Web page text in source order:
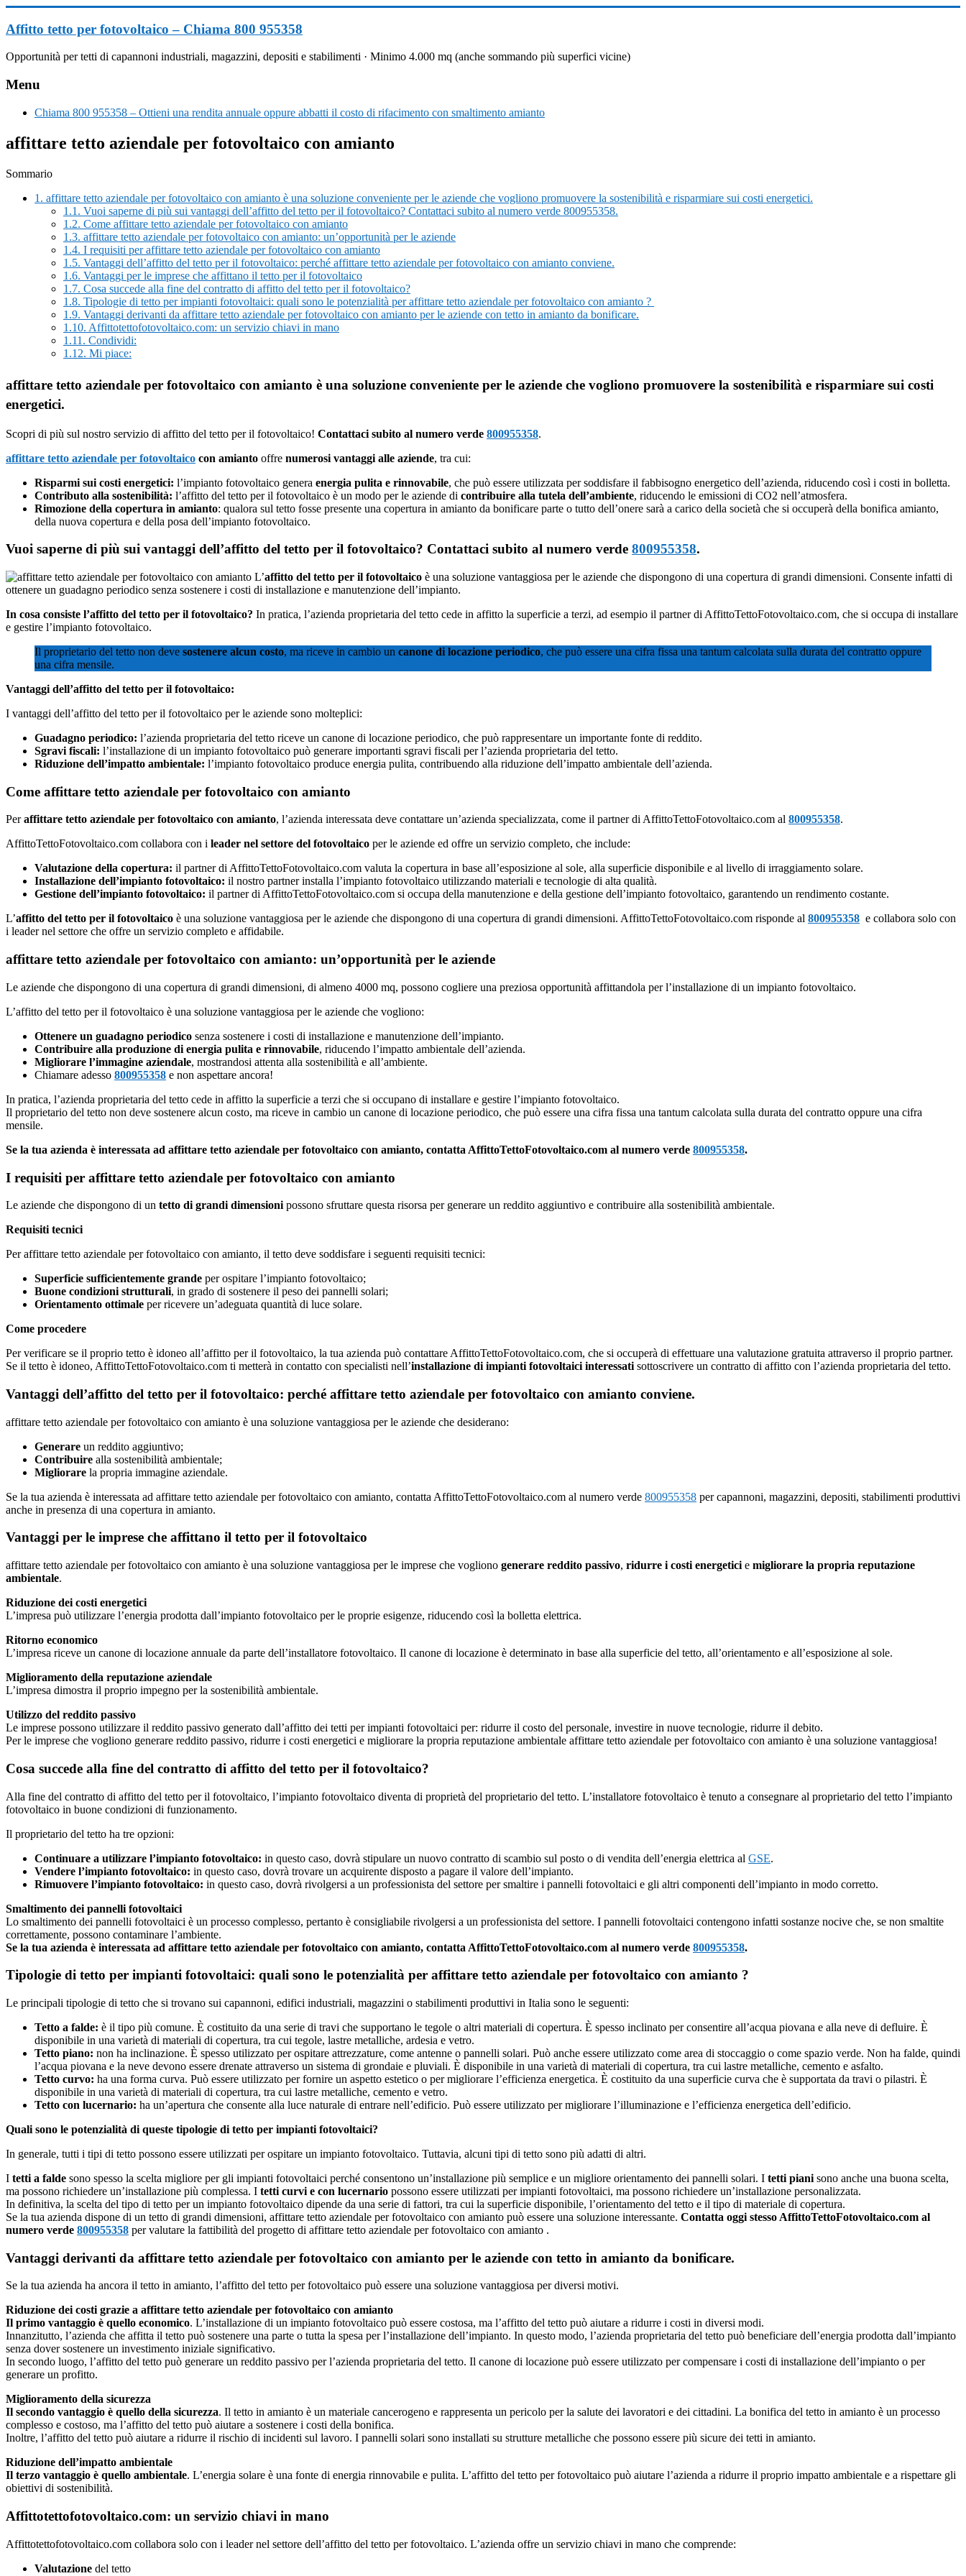
al
contenuto
Affitto tetto per fotovoltaico – Chiama 800 955358
Opportunità per tetti di capannoni industriali, magazzini, depositi e stabilimenti · Minimo 4.000 mq (anche sommando più superfici vicine)
Menu
Chiama 800 955358 – Ottieni una rendita annuale oppure abbatti il costo di rifacimento con smaltimento amianto
affittare tetto aziendale per fotovoltaico con amianto
Sommario
1. affittare tetto aziendale per fotovoltaico con amianto è una soluzione conveniente per le aziende che vogliono promuovere la sostenibilità e risparmiare sui costi energetici.
1.1. Vuoi saperne di più sui vantaggi dell’affitto del tetto per il fotovoltaico? Contattaci subito al numero verde 800955358.
1.2. Come affittare tetto aziendale per fotovoltaico con amianto
1.3. affittare tetto aziendale per fotovoltaico con amianto: un’opportunità per le aziende
1.4. I requisiti per affittare tetto aziendale per fotovoltaico con amianto
1.5. Vantaggi dell’affitto del tetto per il fotovoltaico: perché affittare tetto aziendale per fotovoltaico con amianto conviene.
1.6. Vantaggi per le imprese che affittano il tetto per il fotovoltaico
1.7. Cosa succede alla fine del contratto di affitto del tetto per il fotovoltaico?
1.8. Tipologie di tetto per impianti fotovoltaici: quali sono le potenzialità per affittare tetto aziendale per fotovoltaico con amianto ?
1.9. Vantaggi derivanti da affittare tetto aziendale per fotovoltaico con amianto per le aziende con tetto in amianto da bonificare.
1.10. Affittotettofotovoltaico.com: un servizio chiavi in mano
1.11. Condividi:
1.12. Mi piace:
affittare tetto aziendale per fotovoltaico con amianto è una soluzione conveniente per le aziende che vogliono promuovere la sostenibilità e risparmiare sui costi
energetici.
Scopri di più sul nostro servizio di affitto del tetto per il fotovoltaico! Contattaci subito al numero verde 800955358.
affittare tetto aziendale per fotovoltaico con amianto offre numerosi vantaggi alle aziende, tra cui:
Risparmi sui costi energetici: l’impianto fotovoltaico genera energia pulita e rinnovabile, che può essere utilizzata per soddisfare il fabbisogno energetico dell’azienda, riducendo così i costi in bolletta.
Contributo alla sostenibilità: l’affitto del tetto per il fotovoltaico è un modo per le aziende di contribuire alla tutela dell’ambiente, riducendo le emissioni di CO2 nell’atmosfera.
Rimozione della copertura in amianto: qualora sul tetto fosse presente una copertura in amianto da bonificare parte o tutto dell’onere sarà a carico della società che si occuperà della bonifica amianto,
della nuova copertura e della posa dell’impianto fotovoltaico.
Vuoi saperne di più sui vantaggi dell’affitto del tetto per il fotovoltaico? Contattaci subito al numero verde 800955358.
L’affitto del tetto per il fotovoltaico è una soluzione vantaggiosa per le aziende che dispongono di una copertura di grandi dimensioni. Consente infatti di
ottenere un guadagno periodico senza sostenere i costi di installazione e manutenzione dell’impianto.
In cosa consiste l’affitto del tetto per il fotovoltaico? In pratica, l’azienda proprietaria del tetto cede in affitto la superficie a terzi, ad esempio il partner di AffittoTettoFotovoltaico.com, che si occupa di installare
e gestire l’impianto fotovoltaico.
Il proprietario del tetto non deve sostenere alcun costo, ma riceve in cambio un canone di locazione periodico, che può essere una cifra fissa una tantum calcolata sulla durata del contratto oppure
una cifra mensile.
Vantaggi dell’affitto del tetto per il fotovoltaico:
I vantaggi dell’affitto del tetto per il fotovoltaico per le aziende sono molteplici:
Guadagno periodico: l’azienda proprietaria del tetto riceve un canone di locazione periodico, che può rappresentare un importante fonte di reddito.
Sgravi fiscali: l’installazione di un impianto fotovoltaico può generare importanti sgravi fiscali per l’azienda proprietaria del tetto.
Riduzione dell’impatto ambientale: l’impianto fotovoltaico produce energia pulita, contribuendo alla riduzione dell’impatto ambientale dell’azienda.
Come affittare tetto aziendale per fotovoltaico con amianto
Peraffittare tetto aziendale per fotovoltaico con amianto, l’azienda interessata deve contattare un’azienda specializzata, come il partner di AffittoTettoFotovoltaico.com al 800955358.
AffittoTettoFotovoltaico.com collabora con i leader nel settore del fotovoltaico per le aziende ed offre un servizio completo, che include:
Valutazione della copertura: il partner di AffittoTettoFotovoltaico.com valuta la copertura in base all’esposizione al sole, alla superficie disponibile e al livello di irraggiamento solare.
Installazione dell’impianto fotovoltaico: il nostro partner installa l’impianto fotovoltaico utilizzando materiali e tecnologie di alta qualità.
Gestione dell’impianto fotovoltaico: il partner di AffittoTettoFotovoltaico.com si occupa della manutenzione e della gestione dell’impianto fotovoltaico, garantendo un rendimento costante.
L’affitto del tetto per il fotovoltaico è una soluzione vantaggiosa per le aziende che dispongono di una copertura di grandi dimensioni. AffittoTettoFotovoltaico.com risponde al 800955358 e collabora solo con
i leader nel settore che offre un servizio completo e affidabile.
affittare tetto aziendale per fotovoltaico con amianto: un’opportunità per le aziende
Le aziende che dispongono di una copertura di grandi dimensioni, di almeno 4000 mq, possono cogliere una preziosa opportunità affittandola per l’installazione di un impianto fotovoltaico.
L’affitto del tetto per il fotovoltaico è una soluzione vantaggiosa per le aziende che vogliono:
Ottenere un guadagno periodico senza sostenere i costi di installazione e manutenzione dell’impianto.
Contribuire alla produzione di energia pulita e rinnovabile, riducendo l’impatto ambientale dell’azienda.
Migliorare l’immagine aziendale, mostrandosi attenta alla sostenibilità e all’ambiente.
Chiamare adesso 800955358 e non aspettare ancora!
In pratica, l’azienda proprietaria del tetto cede in affitto la superficie a terzi che si occupano di installare e gestire l’impianto fotovoltaico.
Il proprietario del tetto non deve sostenere alcun costo, ma riceve in cambio un canone di locazione periodico, che può essere una cifra fissa una tantum calcolata sulla durata del contratto oppure una cifra
mensile.
Se la tua azienda è interessata ad affittare tetto aziendale per fotovoltaico con amianto, contatta AffittoTettoFotovoltaico.com al numero verde 800955358.
I requisiti per affittare tetto aziendale per fotovoltaico con amianto
Le aziende che dispongono di un tetto di grandi dimensioni possono sfruttare questa risorsa per generare un reddito aggiuntivo e contribuire alla sostenibilità ambientale.
Requisiti tecnici
Per affittare tetto aziendale per fotovoltaico con amianto, il tetto deve soddisfare i seguenti requisiti tecnici:
Superficie sufficientemente grande per ospitare l’impianto fotovoltaico;
Buone condizioni strutturali, in grado di sostenere il peso dei pannelli solari;
Orientamento ottimale per ricevere un’adeguata quantità di luce solare.
Come procedere
Per verificare se il proprio tetto è idoneo all’affitto per il fotovoltaico, la tua azienda può contattare AffittoTettoFotovoltaico.com, che si occuperà di effettuare una valutazione gratuita attraverso il proprio partner.
Se il tetto è idoneo, AffittoTettoFotovoltaico.com ti metterà in contatto con specialisti nell’installazione di impianti fotovoltaici interessati sottoscrivere un contratto di affitto con l’azienda proprietaria del tetto.
Vantaggi dell’affitto del tetto per il fotovoltaico: perché affittare tetto aziendale per fotovoltaico con amianto conviene.
affittare tetto aziendale per fotovoltaico con amianto è una soluzione vantaggiosa per le aziende che desiderano:
Generare un reddito aggiuntivo;
Contribuire alla sostenibilità ambientale;
Migliorare la propria immagine aziendale.
Se la tua azienda è interessata ad affittare tetto aziendale per fotovoltaico con amianto, contatta AffittoTettoFotovoltaico.com al numero verde 800955358 per capannoni, magazzini, depositi, stabilimenti produttivi
anche in presenza di una copertura in amianto.
Vantaggi per le imprese che affittano il tetto per il fotovoltaico
affittare tetto aziendale per fotovoltaico con amianto è una soluzione vantaggiosa per le imprese che vogliono generare reddito passivo, ridurre i costi energetici e migliorare la propria reputazione
ambientale.
Riduzione dei costi energetici
L’impresa può utilizzare l’energia prodotta dall’impianto fotovoltaico per le proprie esigenze, riducendo così la bolletta elettrica.
Ritorno economico
L’impresa riceve un canone di locazione annuale da parte dell’installatore fotovoltaico. Il canone di locazione è determinato in base alla superficie del tetto, all’orientamento e all’esposizione al sole.
Miglioramento della reputazione aziendale
L’impresa dimostra il proprio impegno per la sostenibilità ambientale.
Utilizzo del reddito passivo
Le imprese possono utilizzare il reddito passivo generato dall’affitto dei tetti per impianti fotovoltaici per: ridurre il costo del personale, investire in nuove tecnologie, ridurre il debito.
Per le imprese che vogliono generare reddito passivo, ridurre i costi energetici e migliorare la propria reputazione ambientale affittare tetto aziendale per fotovoltaico con amianto è una soluzione vantaggiosa!
Cosa succede alla fine del contratto di affitto del tetto per il fotovoltaico?
Alla fine del contratto di affitto del tetto per il fotovoltaico, l’impianto fotovoltaico diventa di proprietà del proprietario del tetto. L’installatore fotovoltaico è tenuto a consegnare al proprietario del tetto l’impianto
fotovoltaico in buone condizioni di funzionamento.
Il proprietario del tetto ha tre opzioni:
Continuare a utilizzare l’impianto fotovoltaico: in questo caso, dovrà stipulare un nuovo contratto di scambio sul posto o di vendita dell’energia elettrica al GSE.
Vendere l’impianto fotovoltaico: in questo caso, dovrà trovare un acquirente disposto a pagare il valore dell’impianto.
Rimuovere l’impianto fotovoltaico: in questo caso, dovrà rivolgersi a un professionista del settore per smaltire i pannelli fotovoltaici e gli altri componenti dell’impianto in modo corretto.
Smaltimento dei pannelli fotovoltaici
Lo smaltimento dei pannelli fotovoltaici è un processo complesso, pertanto è consigliabile rivolgersi a un professionista del settore. I pannelli fotovoltaici contengono infatti sostanze nocive che, se non smaltite
correttamente, possono contaminare l’ambiente.
Se la tua azienda è interessata ad affittare tetto aziendale per fotovoltaico con amianto, contatta AffittoTettoFotovoltaico.com al numero verde 800955358.
Tipologie di tetto per impianti fotovoltaici: quali sono le potenzialità per affittare tetto aziendale per fotovoltaico con amianto ?
Le principali tipologie di tetto che si trovano sui capannoni, edifici industriali, magazzini o stabilimenti produttivi in Italia sono le seguenti:
Tetto a falde: è il tipo più comune. È costituito da una serie di travi che supportano le tegole o altri materiali di copertura. È spesso inclinato per consentire all’acqua piovana e alla neve di defluire. È
disponibile in una varietà di materiali di copertura, tra cui tegole, lastre metalliche, ardesia e vetro.
Tetto piano: non ha inclinazione. È spesso utilizzato per ospitare attrezzature, come antenne o pannelli solari. Può anche essere utilizzato come area di stoccaggio o come spazio verde. Non ha falde, quindi
l’acqua piovana e la neve devono essere drenate attraverso un sistema di grondaie e pluviali. È disponibile in una varietà di materiali di copertura, tra cui lastre metalliche, cemento e asfalto.
Tetto curvo: ha una forma curva. Può essere utilizzato per fornire un aspetto estetico o per migliorare l’efficienza energetica. È costituito da una superficie curva che è supportata da travi o pilastri. È
disponibile in una varietà di materiali di copertura, tra cui lastre metalliche, cemento e vetro.
Tetto con lucernario: ha un’apertura che consente alla luce naturale di entrare nell’edificio. Può essere utilizzato per migliorare l’illuminazione e l’efficienza energetica dell’edificio.
Quali sono le potenzialità di queste tipologie di tetto per impianti fotovoltaici?
In generale, tutti i tipi di tetto possono essere utilizzati per ospitare un impianto fotovoltaico. Tuttavia, alcuni tipi di tetto sono più adatti di altri.
I tetti a falde sono spesso la scelta migliore per gli impianti fotovoltaici perché consentono un’installazione più semplice e un migliore orientamento dei pannelli solari. I tetti piani sono anche una buona scelta,
ma possono richiedere un’installazione più complessa. I tetti curvi e con lucernario possono essere utilizzati per impianti fotovoltaici, ma possono richiedere un’installazione personalizzata.
In definitiva, la scelta del tipo di tetto per un impianto fotovoltaico dipende da una serie di fattori, tra cui la superficie disponibile, l’orientamento del tetto e il tipo di materiale di copertura.
Se la tua azienda dispone di un tetto di grandi dimensioni, affittare tetto aziendale per fotovoltaico con amianto può essere una soluzione interessante. Contatta oggi stesso AffittoTettoFotovoltaico.com al
numero verde 800955358 per valutare la fattibilità del progetto di affittare tetto aziendale per fotovoltaico con amianto .
Vantaggi derivanti da affittare tetto aziendale per fotovoltaico con amianto per le aziende con tetto in amianto da bonificare.
Se la tua azienda ha ancora il tetto in amianto, l’affitto del tetto per fotovoltaico può essere una soluzione vantaggiosa per diversi motivi.
Riduzione dei costi grazie a affittare tetto aziendale per fotovoltaico con amianto
Il primo vantaggio è quello economico. L’installazione di un impianto fotovoltaico può essere costosa, ma l’affitto del tetto può aiutare a ridurre i costi in diversi modi.
Innanzitutto, l’azienda che affitta il tetto può sostenere una parte o tutta la spesa per l’installazione dell’impianto. In questo modo, l’azienda proprietaria del tetto può beneficiare dell’energia prodotta dall’impianto
senza dover sostenere un investimento iniziale significativo.
In secondo luogo, l’affitto del tetto può generare un reddito passivo per l’azienda proprietaria del tetto. Il canone di locazione può essere utilizzato per compensare i costi di installazione dell’impianto o per
generare un profitto.
Miglioramento della sicurezza
Il secondo vantaggio è quello della sicurezza. Il tetto in amianto è un materiale cancerogeno e rappresenta un pericolo per la salute dei lavoratori e dei cittadini. La bonifica del tetto in amianto è un processo
complesso e costoso, ma l’affitto del tetto può aiutare a sostenere i costi della bonifica.
Inoltre, l’affitto del tetto può aiutare a ridurre il rischio di incidenti sul lavoro. I pannelli solari sono installati su strutture metalliche che possono essere più sicure dei tetti in amianto.
Riduzione dell’impatto ambientale
Il terzo vantaggio è quello ambientale. L’energia solare è una fonte di energia rinnovabile e pulita. L’affitto del tetto per fotovoltaico può aiutare l’azienda a ridurre il proprio impatto ambientale e a rispettare gli
obiettivi di sostenibilità.
Affittotettofotovoltaico.com: un servizio chiavi in mano
Affittotettofotovoltaico.com collabora solo con i leader nel settore dell’affitto del tetto per fotovoltaico. L’azienda offre un servizio chiavi in mano che comprende:
Valutazione del tetto